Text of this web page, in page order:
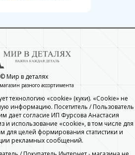
© Мир в деталях
разного ассортимента
технологию «cookie» (куки). «Cookie» не
информацию. Посетитель / Пользователь
дает согласие ИП Фурсова Анастасия
и использование «cookie», в том числе для
для целей формирования статистики и
рекламных сообщений.